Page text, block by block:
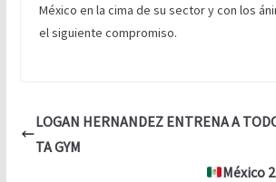
México en la cima de su sector y con los
el siguiente compromiso.
LOGAN HERNANDEZ ENTRENA A
TA GYM
México